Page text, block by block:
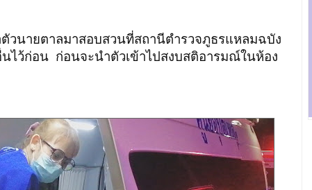
ตาลมาสอบสวนที่สถานีตำรวจภูธรแหลมฉบัง
ไว้ก่อน ก่อนจะนำตัวเข้าไปสงบสติอารมณ์ในห้อง